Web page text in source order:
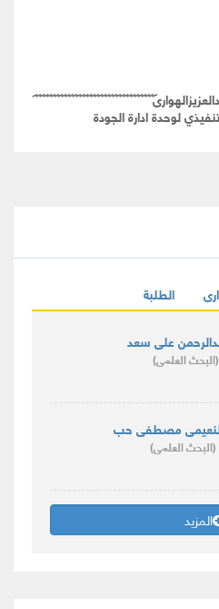
عبدالعزيزالهوارى
لوحدة ادارة الجودة
الطلبة
على سعد
(البحث العلمى)
النعيمى مصطفى حب
(البحث العلمى)
المزيد